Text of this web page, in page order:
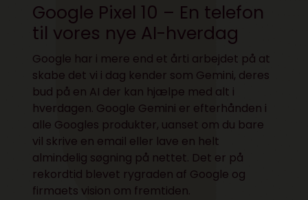
Google Pixel 10 – En telefon
til vores nye AI-hverdag
Google har i mere end et årti arbejdet på at
skabe det vi i dag kender som Gemini, deres
bud på en AI der kan hjælpe med alt i
hverdagen. Google Gemini er efterhånden i
alle Googles produkter, uanset om du bare
vil skrive en email eller lave en helt
almindelig søgning på nettet. Det er på
rekordtid blevet rygraden af Google og
firmaets vision om fremtiden.